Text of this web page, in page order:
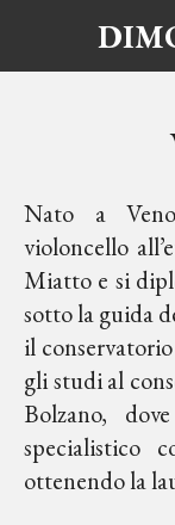
Nato a
violoncello
Miatto e si
sotto la guida
il
gli studi al
Bolzano,
specialistico
ottenendo la